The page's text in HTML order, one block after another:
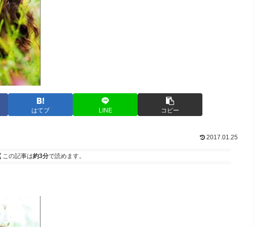
はてブ LINE コピー
2017.01.25
この記事は約3分で読めます。